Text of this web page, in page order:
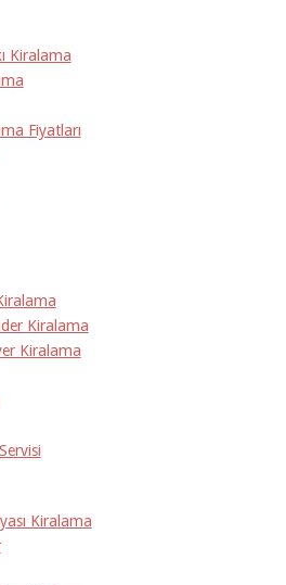
Kiralama
Fiyatları
Kiralama
Kiralama
Kiralama